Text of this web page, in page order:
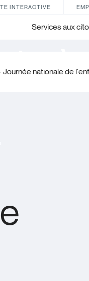
INTERACTIVE
Services aux
à
Journée nationale de